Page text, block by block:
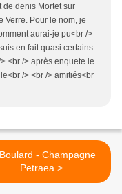
de denis Mortet sur
Verre. Pour le nom, je
aurai-je pu<br />
en fait quasi certains
<br /> après enquete le
/> <br /> amitiés<br
- Champagne
Petraea >